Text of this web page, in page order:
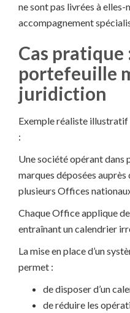
ne sont pas livrées à elles-
accompagnement
Cas
portefeuille
juridiction
Exemple réaliste
:
Une société opérant dans
marques déposées auprès
plusieurs Offices
Chaque Office applique
entraînant un calendrier
La mise en place d’un
permet :
de disposer d’un
de réduire les